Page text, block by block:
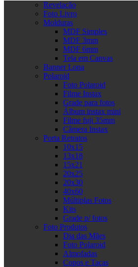
Revelação
Foto Livro
Molduras
MDF Simples
MDF 3mm
MDF 6mm
Tela em Canvas
Banner Lona
Polaroid
Foto Polaroid
Filme Instax
Grade para fotos
Álbum instax mini
Filme fuji 35mm
Câmera Instax
Porta Retratos
10x15
13x18
15x21
20x25
20x30
40x60
Múltiplas Fotos
Kits
Grade p/ fotos
Foto Produtos
Dia das Mães
Foto Polaroid
Almofadas
Copos e Taças